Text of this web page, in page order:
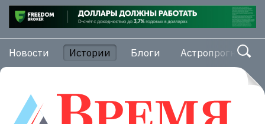
Новости Истории Блоги Астропрогноз